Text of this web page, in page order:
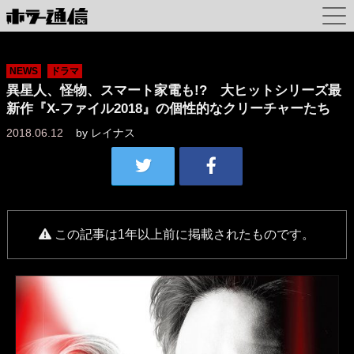
NEWS ドラマ
異星人、怪物、スマート家電も!? 大ヒットシリーズ最
新作『X-ファイル2018』の個性的なクリーチャーたち
2018.06.12 by レイナス
この記事は1年以上前に掲載されたものです。